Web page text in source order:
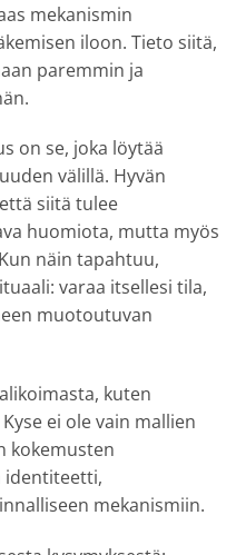
mekanismin
iloon. Tieto siitä,
paremmin ja
on se, joka löytää
välillä. Hyvän
siitä tulee
huomiota, mutta myös
näin tapahtuu,
varaa itsellesi tila,
muotoutuvan
kuten
ei ole vain mallien
kokemusten
identiteetti,
mekanismiin.